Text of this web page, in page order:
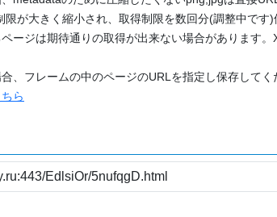
が大きく縮小され、取得制限を数回分(調整中です)
ージは期待通りの取得が出来ない場合があります
、フレームの中のページのURLを指定し保存してく
ちら